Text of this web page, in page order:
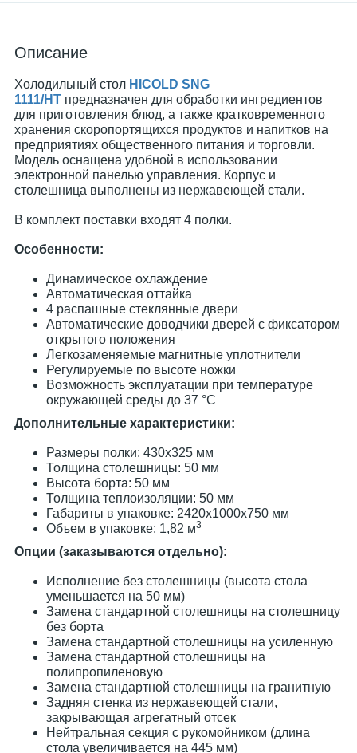
Описание
Холодильный стол HICOLD SNG
1111/HT предназначен для обработки ингредиентов
для приготовления блюд, а также кратковременного
хранения скоропортящихся продуктов и напитков на
предприятиях общественного питания и торговли.
Модель оснащена удобной в использовании
электронной панелью управления. Корпус и
столешница выполнены из нержавеющей стали.
В комплект поставки входят 4 полки.
Особенности:
Динамическое охлаждение
Автоматическая оттайка
4 распашные стеклянные двери
Автоматические доводчики дверей с фиксатором
открытого положения
Легкозаменяемые магнитные уплотнители
Регулируемые по высоте ножки
Возможность эксплуатации при температуре
окружающей среды до 37 °С
Дополнительные характеристики:
Размеры полки: 430х325 мм
Толщина столешницы: 50 мм
Высота борта: 50 мм
Толщина теплоизоляции: 50 мм
Габариты в упаковке: 2420х1000х750 мм
Объем в упаковке: 1,82 м3
Опции (заказываются отдельно):
Исполнение без столешницы (высота стола
уменьшается на 50 мм)
Замена стандартной столешницы на столешницу
без борта
Замена стандартной столешницы на усиленную
Замена стандартной столешницы на
полипропиленовую
Замена стандартной столешницы на гранитную
Задняя стенка из нержавеющей стали,
закрывающая агрегатный отсек
Нейтральная секция с рукомойником (длина
стола увеличивается на 445 мм)